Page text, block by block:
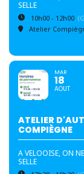
SELLE
10h00 - 12h00
Atelier
MAR
18
AOUT
ATELIER
COMPIÈGNE
A VELOOISE, ON
SELLE